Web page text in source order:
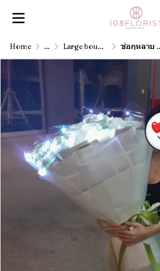
Home ... Large bouquets cost 3,001 baht or more. ช่อกุหลาบ 44 ดอกมีไฟ